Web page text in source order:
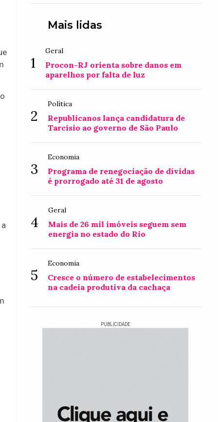
Mais lidas
1
Geral
Procon-RJ orienta sobre danos em
aparelhos por falta de luz
2
Política
Republicanos lança candidatura de
Tarcísio ao governo de São Paulo
3
Economia
Programa de renegociação de dívidas
é prorrogado até 31 de agosto
4
Geral
Mais de 26 mil imóveis seguem sem
energia no estado do Rio
5
Economia
Cresce o número de estabelecimentos
na cadeia produtiva da cachaça
PUBLICIDADE